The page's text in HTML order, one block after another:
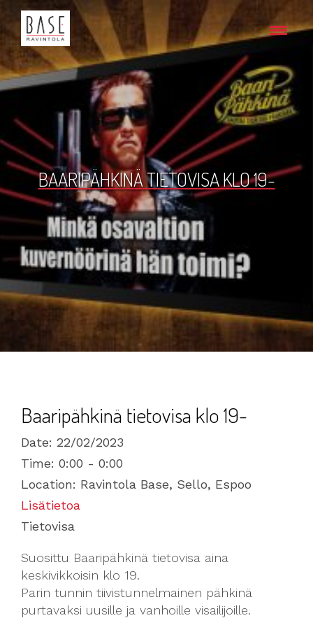
BAARIPÄHKINÄ TIETOVISA KLO 19-
Baaripähkinä tietovisa klo 19-
Date: 22/02/2023
Time: 0:00 - 0:00
Location: Ravintola Base, Sello, Espoo
Lisätietoa
Tietovisa
Suosittu Baaripähkinä tietovisa aina
keskivikkoisin klo 19.
Parin tunnin tiivistunnelmainen pähkinä
purtavaksi uusille ja vanhoille visailijoille.